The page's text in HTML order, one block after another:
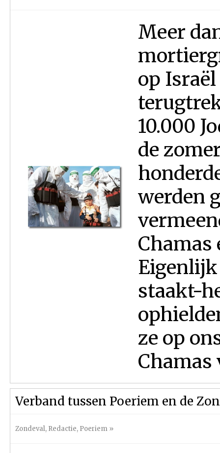
Meer
op
10.000
de
werden
Chamas
staakt-
ze op
Chamas
Verband tussen Poeriem en de
Zondeval, Redactie, Poeriem »